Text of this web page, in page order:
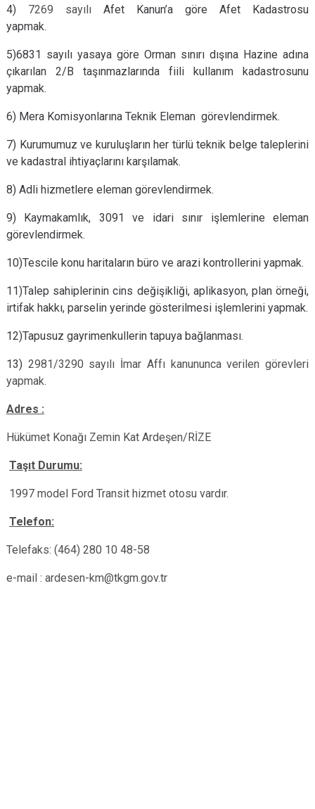
4) 7269 sayılı Afet Kanun’a göre Afet Kadastrosu
yapmak.
5)6831 sayılı yasaya göre Orman sınırı dışına Hazine adına
çıkarılan 2/B taşınmazlarında fiili kullanım kadastrosunu
yapmak.
6) Mera Komisyonlarına Teknik Eleman görevlendirmek.
7) Kurumumuz ve kuruluşların her türlü teknik belge taleplerini
ve kadastral ihtiyaçlarını karşılamak.
8) Adli hizmetlere eleman görevlendirmek.
9) Kaymakamlık, 3091 ve idari sınır işlemlerine eleman
görevlendirmek.
10)Tescile konu haritaların büro ve arazi kontrollerini yapmak.
11)Talep sahiplerinin cins değişikliği, aplikasyon, plan örneği,
irtifak hakkı, parselin yerinde gösterilmesi işlemlerini yapmak.
12)Tapusuz gayrimenkullerin tapuya bağlanması.
13) 2981/3290 sayılı İmar Affı kanununca verilen görevleri
yapmak.
Adres :
Hükümet Konağı Zemin Kat Ardeşen/RİZE
Taşıt Durumu:
1997 model Ford Transit hizmet otosu vardır.
Telefon:
Telefaks: (464) 280 10 48-58
e-mail : ardesen-km@tkgm.gov.tr